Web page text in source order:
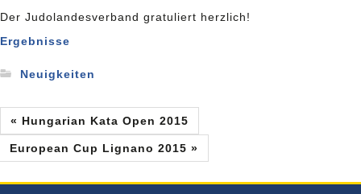
Der Judolandesverband gratuliert herzlich!
Ergebnisse
Neuigkeiten
« Hungarian Kata Open 2015
European Cup Lignano 2015 »